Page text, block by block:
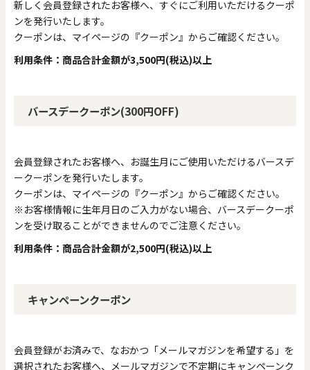
価格で探す
色で探す
お買い物ガイド 企業情報
新しく会員登録されたお客様へ、すぐにご利用いただけるクーポ
ンを発行いたします。
クーポンは、マイページの『クーポン』からご確認ください。
利用条件：商品合計金額が3,500円(税込)以上
バースデークーポン(300円OFF)
会員登録されたお客様へ、お誕生月にご使用いただけるバースデ
ークーポンを発行いたします。
クーポンは、マイページの『クーポン』からご確認ください。
※お客様情報に生年月日のご入力がない場合、バースデークーポ
ンを受け取ることができませんのでご注意ください。
利用条件：商品合計金額が2,500円(税込)以上
キャンペーンクーポン
会員登録がお済みで、なおかつ「メールマガジンを希望する」を
選択されたお客様へ、メールマガジンで不定期にキャンペーンク